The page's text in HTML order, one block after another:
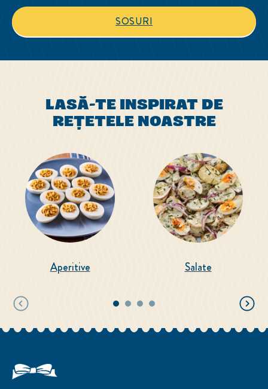
SOSURI
LASĂ-TE INSPIRAT DE
REȚETELE NOASTRE
Aperitive Salate